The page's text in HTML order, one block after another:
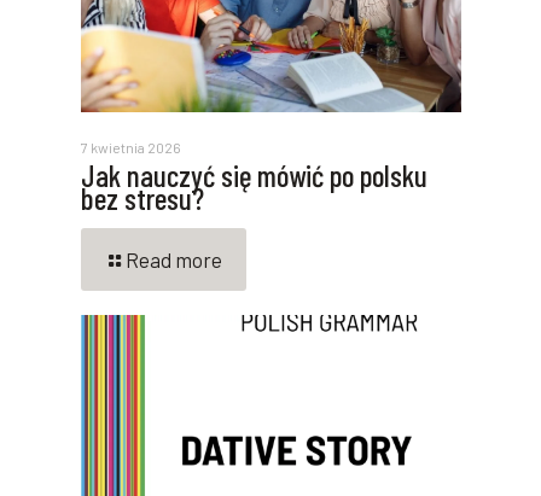
7 kwietnia 2026
Jak nauczyć się mówić po polsku
bez stresu?
Read more